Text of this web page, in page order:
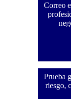
Correo
Prueba
riesgo,